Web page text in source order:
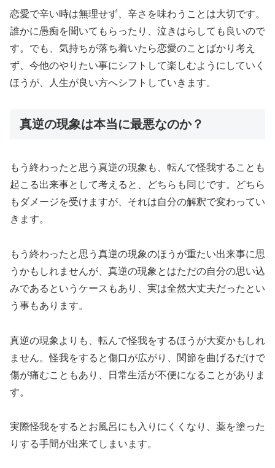
恋愛で辛い時は無理せず、辛さを味わうことは大切です。
誰かに愚痴を聞いてもらったり、泣きはらしても良いので
す。でも、気持ちが落ち着いたら恋愛のことばかり考え
ず、今他のやりたい事にシフトして楽しむようにしていく
ほうが、人生が良い方へシフトしていきます。
真逆の現象は本当に最悪なのか？
もう終わったと思う真逆の現象も、転んで怪我することも
起こる出来事として考えると、どちらも同じです。どちら
もダメージを受けますが、それは自分の解釈で変わってい
きます。
もう終わったと思う真逆の現象のほうが重たい出来事に思
うかもしれませんが、真逆の現象とはただの自分の思い込
みであるというケースもあり、実は全然大丈夫だったとい
う事もあります。
真逆の現象よりも、転んで怪我をするほうが大変かもしれ
ません。怪我をすると傷口が広がり、関節を曲げるだけで
傷が痛むこともあり、日常生活が不便になることがありま
す。
実際怪我をするとお風呂にも入りにくくなり、薬を塗った
りする手間が出来てしまいます。